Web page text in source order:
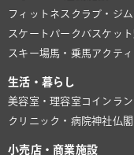
フィットネスクラブ・ジム
スケートパーク バスケット
スキー場馬・乗馬アクティ
生活・暮らし
美容室・理容室 コインラ
クリニック・病院神社仏閣
小売店・商業施設